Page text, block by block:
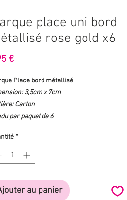
place uni bord
rose gold x6
€Prix
Place bord métallisé
3,5cm x 7cm
Carton
par paquet de 6
*
au panier